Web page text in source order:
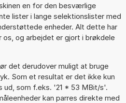
en for den besværlige
lister i lange selektionslister med
enheder. Alt dette har
og arbejdet er gjort i brøkdele
det derudover muligt at bruge
Som et resultat er det ikke kun
ud, som f.eks. '21 * 53 MBit/s'.
kan parres direkte med